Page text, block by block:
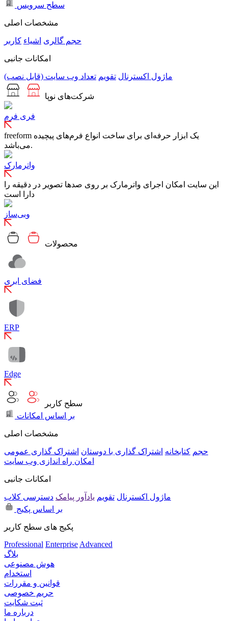
سطح سرویس
مشخصات اصلی
حجم گالری اشیاء کاربر
امکانات جانبی
ماژول اکسترنال تقویم تعداد وب سایت (قابل نصب)
شرکت‌های نوپا
فری فرم
freeform یک ابزار حرفه‌ای برای ساخت انواع فرم‌های پیچیده
می‌باشد.
واترمارک
این سایت امکان اجرای واترمارک بر روی صدها تصویر در دقیقه را
دارا است
وبی‌ساز
محصولات
فضای ابری
ERP
Edge
سطح کاربر
بر اساس امکانات
مشخصات اصلی
حجم کتابخانه اشتراک گذاری با دوستان اشتراک گذاری عمومی
امکان راه اندازی وب سایت
امکانات جانبی
ماژول اکسترنال تقویم یادآور پیامک دسترسی کلاب
بر اساس پکیج
پکیج های سطح کاربر
Professional EnterpriseAdvanced
بلاگ
هوش مصنوعی
استخدام
قوانین و مقررات
حریم خصوصی
ثبت شکایت
درباره ما